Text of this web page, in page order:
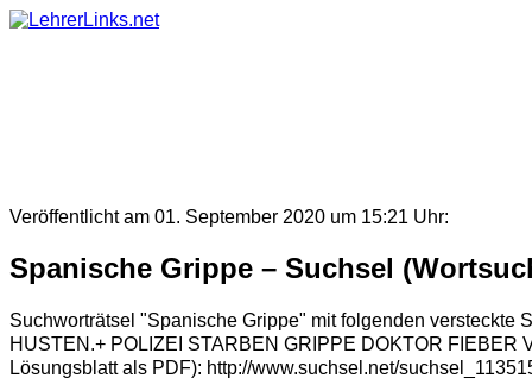
Skip
Veröffentlicht am 01. September 2020 um 15:21 Uhr:
Spanische Grippe – Suchsel
Suchworträtsel "Spanische Grippe" mit folgenden
HUSTEN.+ POLIZEI STARBEN GRIPPE DOKTOR FIEBER
Lösungsblatt als PDF): http://www.suchsel.net/